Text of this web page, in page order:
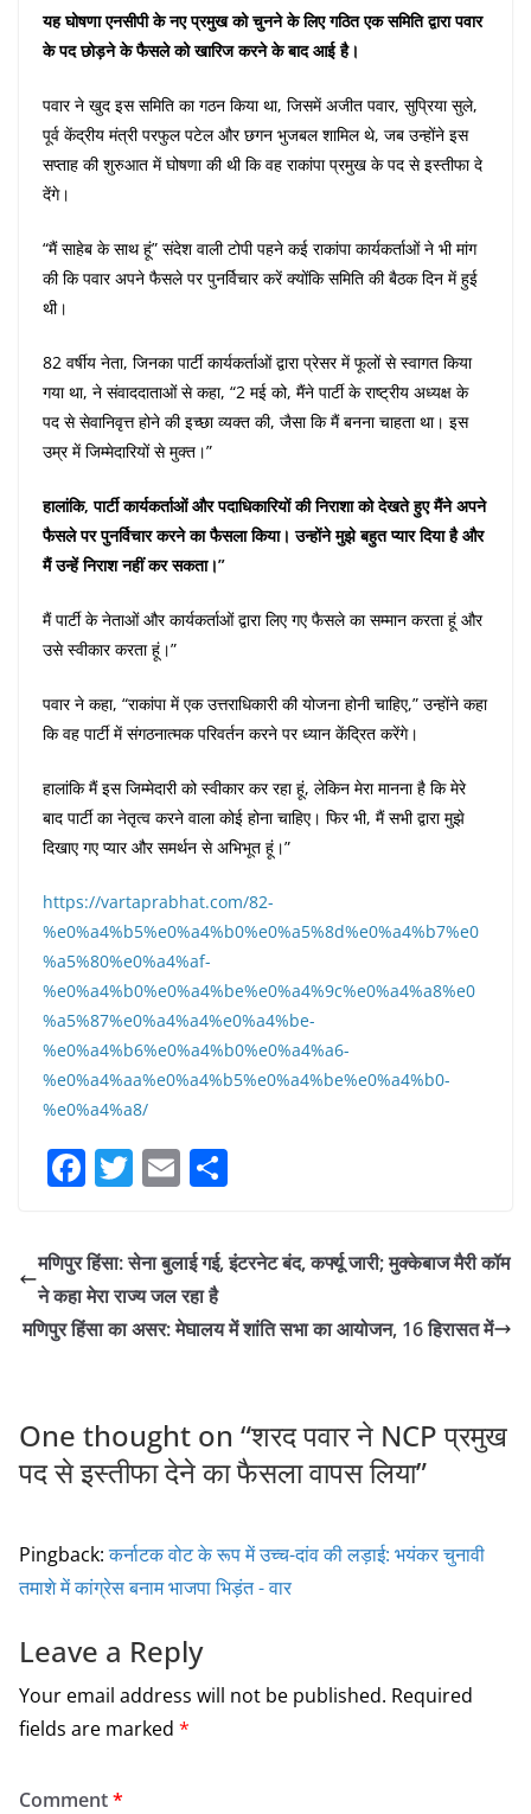
यह घोषणा एनसीपी के नए प्रमुख को चुनने के लिए गठित एक समिति द्वारा पवार
के पद छोड़ने के फैसले को खारिज करने के बाद आई है।
पवार ने खुद इस समिति का गठन किया था, जिसमें अजीत पवार, सुप्रिया सुले,
पूर्व केंद्रीय मंत्री परफुल पटेल और छगन भुजबल शामिल थे, जब उन्होंने इस
सप्ताह की शुरुआत में घोषणा की थी कि वह राकांपा प्रमुख के पद से इस्तीफा दे
देंगे।
“मैं साहेब के साथ हूं” संदेश वाली टोपी पहने कई राकांपा कार्यकर्ताओं ने भी मांग
की कि पवार अपने फैसले पर पुनर्विचार करें क्योंकि समिति की बैठक दिन में हुई
थी।
82 वर्षीय नेता, जिनका पार्टी कार्यकर्ताओं द्वारा प्रेसर में फूलों से स्वागत किया
गया था, ने संवाददाताओं से कहा, “2 मई को, मैंने पार्टी के राष्ट्रीय अध्यक्ष के
पद से सेवानिवृत्त होने की इच्छा व्यक्त की, जैसा कि मैं बनना चाहता था। इस
उम्र में जिम्मेदारियों से मुक्त।”
हालांकि, पार्टी कार्यकर्ताओं और पदाधिकारियों की निराशा को देखते हुए मैंने अपने
फैसले पर पुनर्विचार करने का फैसला किया। उन्होंने मुझे बहुत प्यार दिया है और
मैं उन्हें निराश नहीं कर सकता।”
मैं पार्टी के नेताओं और कार्यकर्ताओं द्वारा लिए गए फैसले का सम्मान करता हूं और
उसे स्वीकार करता हूं।”
पवार ने कहा, “राकांपा में एक उत्तराधिकारी की योजना होनी चाहिए,” उन्होंने कहा
कि वह पार्टी में संगठनात्मक परिवर्तन करने पर ध्यान केंद्रित करेंगे।
हालांकि मैं इस जिम्मेदारी को स्वीकार कर रहा हूं, लेकिन मेरा मानना है कि मेरे
बाद पार्टी का नेतृत्व करने वाला कोई होना चाहिए। फिर भी, मैं सभी द्वारा मुझे
दिखाए गए प्यार और समर्थन से अभिभूत हूं।”
https://vartaprabhat.com/82-
%e0%a4%b5%e0%a4%b0%e0%a5%8d%e0%a4%b7%e0
%a5%80%e0%a4%af-
%e0%a4%b0%e0%a4%be%e0%a4%9c%e0%a4%a8%e0
%a5%87%e0%a4%a4%e0%a4%be-
%e0%a4%b6%e0%a4%b0%e0%a4%a6-
%e0%a4%aa%e0%a4%b5%e0%a4%be%e0%a4%b0-
%e0%a4%a8/
F
c
e
b
k
T
itt
er
E
ai
l
ar
e
मणिपुर हिंसा: सेना बुलाई गई, इंटरनेट बंद, कर्फ्यू जारी; मुक्केबाज मैरी कॉम
ने कहा मेरा राज्य जल रहा है
मणिपुर हिंसा का असर: मेघालय में शांति सभा का आयोजन, 16 हिरासत में
One thought on “शरद पवार ने NCP प्रमुख
पद से इस्तीफा देने का फैसला वापस लिया”
Pingback:कर्नाटक वोट के रूप में उच्च-दांव की लड़ाई: भयंकर चुनावी
तमाशे में कांग्रेस बनाम भाजपा भिड़ंत - वार
Leave a Reply
Your email address will not be published. Required
fields are marked *
Comment*